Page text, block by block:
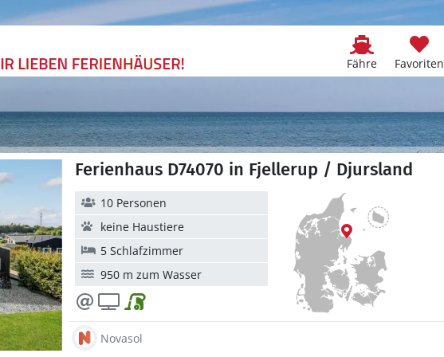
Fähre Favoriten
Ferienhaus D74070 in Fjellerup / Djursland
10 Personen
keine Haustiere
5 Schlafzimmer
950 m zum Wasser
Novasol